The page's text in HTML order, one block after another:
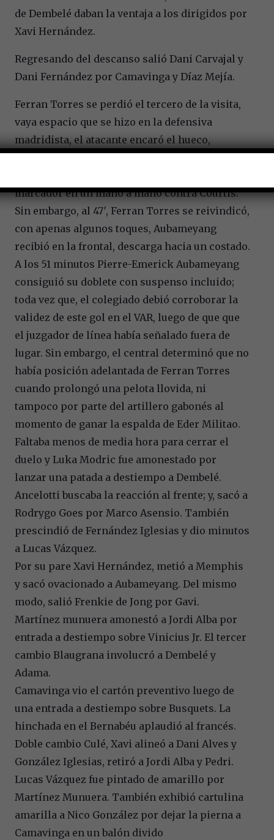
de Dembelé daban la ventaja a los dirigidos por
Xavi Hernández.
Regresando del descanso salió Dani Carvajal y
Dani Fernández por Camavinga y Díaz Mejía.
Ferran Torres se perdió el tercero de la visita,
vaya espacio que se hizo en la defensiva
madridista, el atacante encaró el hueco,
recorrió metros sin oposición, pero de manera
marcador en un mano a mano contra Courtis.
Sin embargo, al 47′, Ferran Torres se reivindicó,
con apenas algunos toques, Aubameyang
recibió en la frontal, descarga hacia un costado.
A los 51 minutos Pierre-Emerick Aubameyang
consiguió su doblete con suspenso incluido;
toda vez que, el colegiado debió corroborar la
validez de este gol en el VAR, luego de que que
el juzgador de línea había señalado fuera de
lugar. Sin embargo, el central determinó que no
había posición adelantada de Ferran Torres
cuando prolongó una pelota llovida, ni
tampoco por parte del artillero gabonés al
momento de ganar la espalda de Eder Militao.
Faltaba menos de media hora para cerrar el
duelo y Luka Modric fue amonestado por
lanzar una patada a destiempo a Dembelé.
Ancelotti buscaba la reacción al frente; y, sacó a
Rodrygo Goes por Marco Asensio. También
prescindió de Fernández Iglesias y dio minutos
a Lucas Vázquez.
Por su pare Xavi Hernández, metió a Memphis
y sacó ovacionado a Aubameyang. Del mismo
modo, salió Frenkie de Jong por Gavi.
Martínez munuera amonestó a Jordi Alba por
entrada a destiempo sobre Vinicius Jr. El tercer
cambio Blaugrana involucró a Dembelé y
Adama.
Camavinga vio el cartón preventivo luego de
una entrada a destiempo sobre Busquets. La
hinchada en el Bernabéu aplaudió al francés.
Doble cambio Culé, Xavi alineó a Dani Alves y
González Iglesias, retiró a Jordi Alba y Pedri.
Lucas Vázquez fue pintado de amarillo por
Martínez Munuera. También exhibió cartulina
amarilla a Nico González por dejar la pierna a
Camavinga en un balón divido